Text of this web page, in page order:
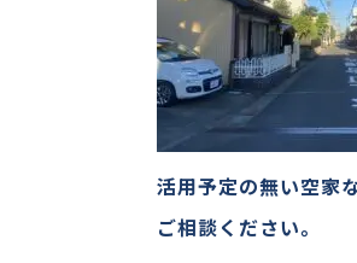
活用予定の無い空家
ご相談ください。